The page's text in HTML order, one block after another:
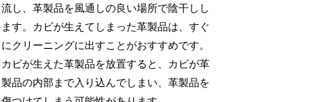
流し、革製品を風通しの良い場所で陰干しし
ます。カビが生えてしまった革製品は、すぐ
にクリーニングに出すことがおすすめです。
カビが生えた革製品を放置すると、カビが革
製品の内部まで入り込んでしまい、革製品を